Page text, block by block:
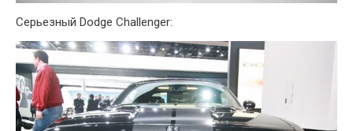
Серьезный Dodge Challenger: